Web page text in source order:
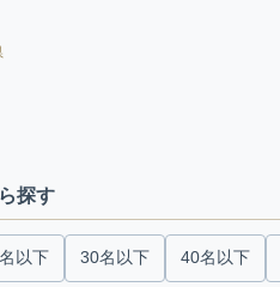
探す
以下 30名以下 40名以下